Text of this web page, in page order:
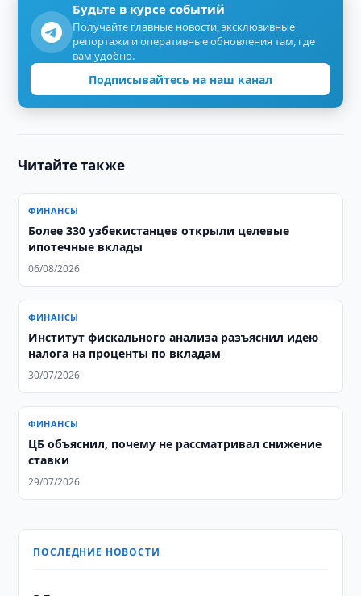
Будьте в курсе событий
Получайте главные новости, эксклюзивные
репортажи и оперативные обновления там, где
вам удобно.
Подписывайтесь на наш канал
Читайте также
ФИНАНСЫ
Более 330 узбекистанцев открыли целевые
ипотечные вклады
06/08/2026
ФИНАНСЫ
Институт фискального анализа разъяснил идею
налога на проценты по вкладам
30/07/2026
ФИНАНСЫ
ЦБ объяснил, почему не рассматривал снижение
ставки
29/07/2026
ПОСЛЕДНИЕ НОВОСТИ